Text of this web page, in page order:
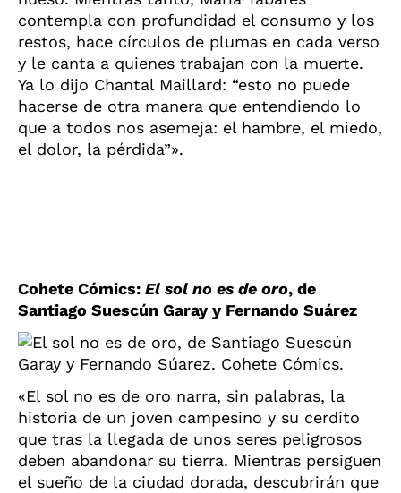
contempla con profundidad el consumo y los
restos, hace círculos de plumas en cada verso
y le canta a quienes trabajan con la muerte.
Ya lo dijo Chantal Maillard: “esto no puede
hacerse de otra manera que entendiendo lo
que a todos nos asemeja: el hambre, el miedo,
el dolor, la pérdida”».
Cohete Cómics: El sol no es de oro, de
Santiago Suescún Garay y Fernando Suárez
«El sol no es de oro narra, sin palabras, la
historia de un joven campesino y su cerdito
que tras la llegada de unos seres peligrosos
deben abandonar su tierra. Mientras persiguen
el sueño de la ciudad dorada, descubrirán que